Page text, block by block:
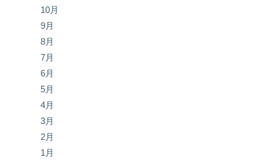
10月
9月
8月
7月
6月
5月
4月
3月
2月
1月